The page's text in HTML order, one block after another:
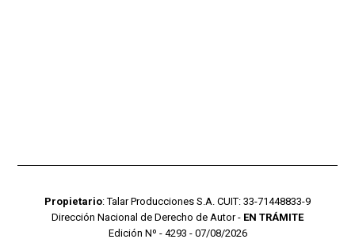
Propietario: Talar Producciones S.A. CUIT: 33-71448833-9
Dirección Nacional de Derecho de Autor - EN TRÁMITE
Edición Nº - 4293 - 07/08/2026